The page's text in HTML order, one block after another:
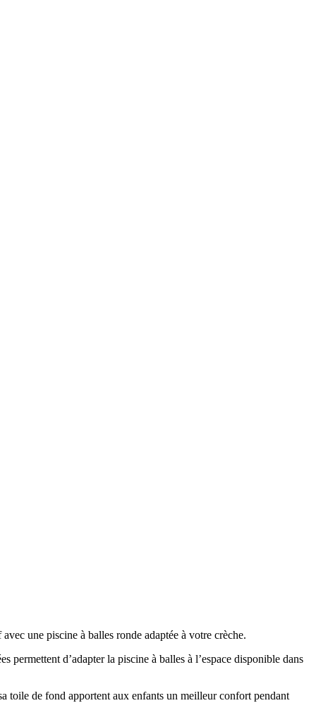
une piscine à balles ronde adaptée à votre crèche.
permettent d’adapter la piscine à balles à l’espace disponible dans
toile de fond apportent aux enfants un meilleur confort pendant